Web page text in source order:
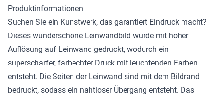
Produktinformationen
Suchen Sie ein Kunstwerk, das garantiert Eindruck macht?
Dieses wunderschöne Leinwandbild wurde mit hoher
Auflösung auf Leinwand gedruckt, wodurch ein
superscharfer, farbechter Druck mit leuchtenden Farben
entsteht. Die Seiten der Leinwand sind mit dem Bildrand
bedruckt, sodass ein nahtloser Übergang entsteht. Das